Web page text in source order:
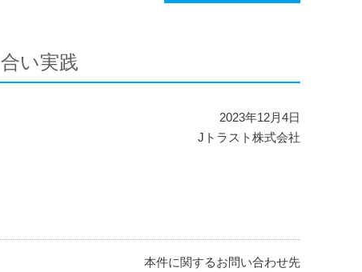
い実践
2023年12月4日
Jトラスト株式会社
本件に関するお問い合わせ先